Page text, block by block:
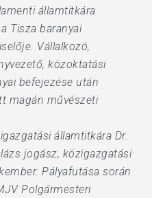
államtitkára
Tisza baranyai
Vállalkozó,
közoktatási
befejezése után
magán művészeti
államtitkára Dr.
jogász, közigazgatási
Pályafutása során
Polgármesteri